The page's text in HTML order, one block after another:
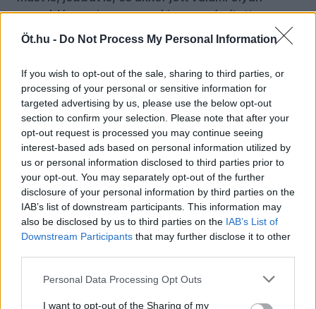
Öt.hu - Do Not Process My Personal Information
If you wish to opt-out of the sale, sharing to third parties, or
processing of your personal or sensitive information for
targeted advertising by us, please use the below opt-out
section to confirm your selection. Please note that after your
opt-out request is processed you may continue seeing
interest-based ads based on personal information utilized by
us or personal information disclosed to third parties prior to
your opt-out. You may separately opt-out of the further
disclosure of your personal information by third parties on the
IAB’s list of downstream participants. This information may
also be disclosed by us to third parties on the IAB’s List of
Downstream Participants that may further disclose it to other
Personal Data Processing Opt Outs
I want to opt-out of the Sharing of my
megoldás, amire nem senki nem számított.
Nem láttam még egy ilyen dj-t, aki ennyire össze
mellesleg olyat sem láttam, akinek a mozdulatait
ennyire lekövette volna a hallgatóság.
Szétnéztem, és mosolygó, elismerően bólogató,
néha pedig könnyező embereket láttam, még a
szigorú be- és kidobó srácnak is megenyhültek a
vonásai. Persze emberünk a végére azért
megpihent, az utolsó két számnál letette szépen
a fejhallgatót, és a régi idők emlékére még
előhúzta az őrület-hiphopot. Majd alázatos szelfi
a közönséggel, és lassan, de nagyon lassan, mi,
egyszeri lelkek, mehettünk vissza a hétköznap